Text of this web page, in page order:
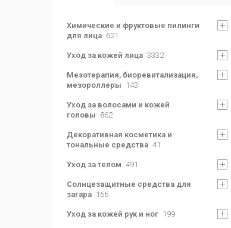
Химические и фруктовые пилинги
для лица 621
Уход за кожей лица 3332
Мезотерапия, биоревитализация,
мезороллеры 143
Уход за волосами и кожей
головы 862
Декоративная косметика и
тональные средства 41
Уход за телом 491
Солнцезащитные средства для
загара 166
Уход за кожей рук и ног 199